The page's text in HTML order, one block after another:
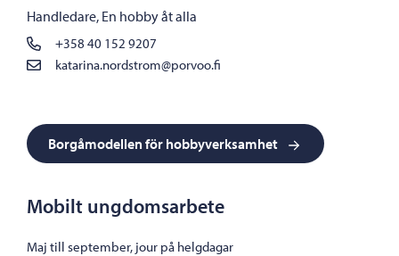
Handledare, En hobby åt alla
+358 40 152 9207
katarina.nordstrom@porvoo.fi
Borgåmodellen för hobbyverksamhet
Mobilt ungdomsarbete
Maj till september, jour på helgdagar